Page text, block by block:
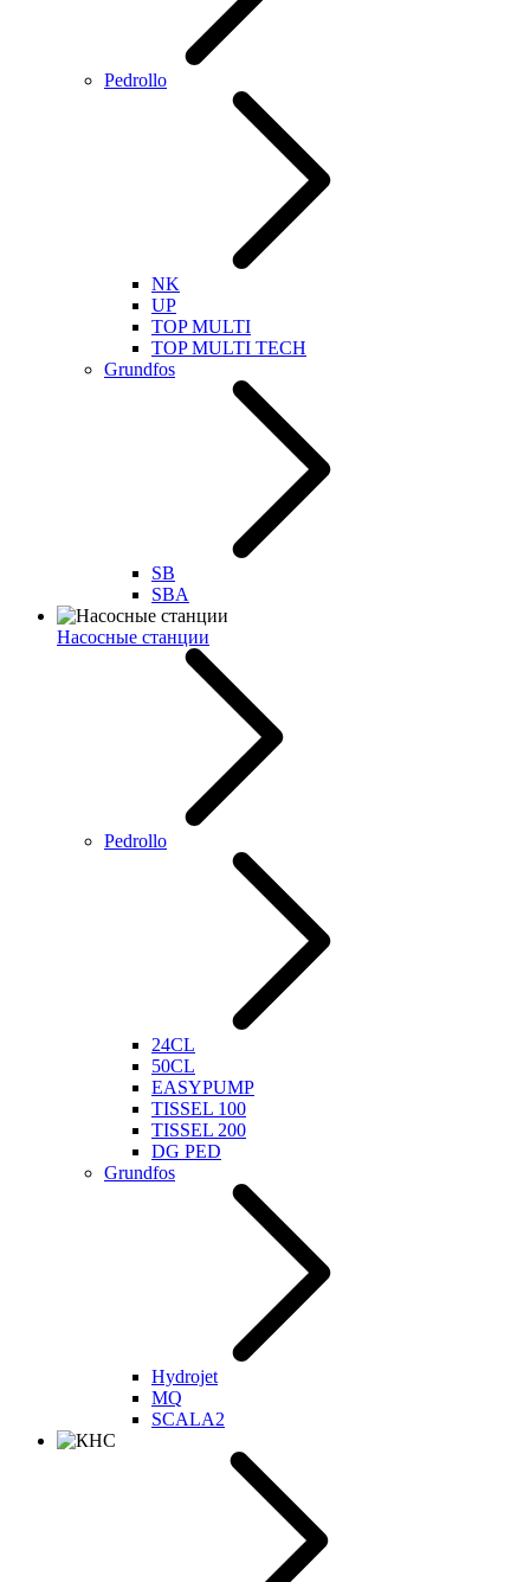
Pedrollo
NK
UP
TOP MULTI
TOP MULTI TECH
Grundfos
SB
SBA
Насосные станции
Pedrollo
24CL
50CL
EASYPUMP
TISSEL 100
TISSEL 200
DG PED
Grundfos
Hydrojet
MQ
SCALA2